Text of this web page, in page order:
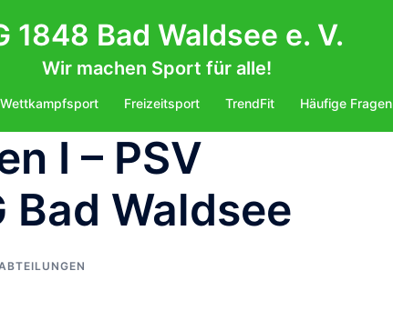
1848 Bad Waldsee e. V.
Wir machen Sport für alle!
Wettkampfsport Freizeitsport TrendFit Häufige Fragen
I – PSV
Bad Waldsee